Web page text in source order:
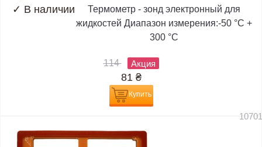
✓ В наличии
Термометр - зонд электронный для
жидкостей Диапазон измерения:-50 °C +
300 °C
114 Акция
81 ₴
Купить